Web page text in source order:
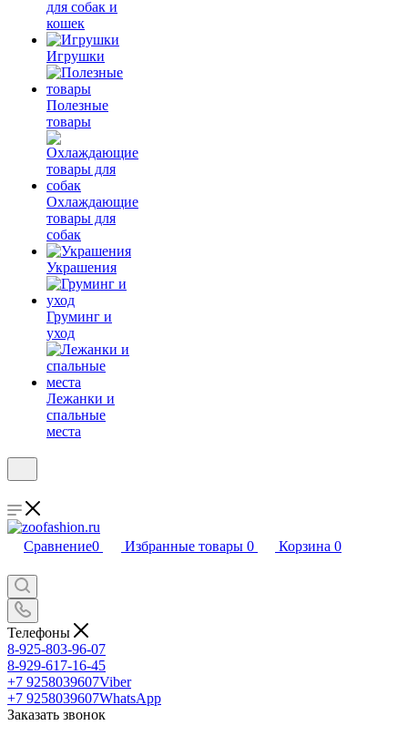
для собак и
кошек
Игрушки
Полезные
товары
Охлаждающие
товары для
собак
Украшения
Груминг и
уход
Лежанки и
спальные
места
Сравнение0 Избранные товары 0 Корзина 0
Телефоны
8-925-803-96-07
8-929-617-16-45
+7 9258039607Viber
+7 9258039607WhatsApp
Заказать звонок